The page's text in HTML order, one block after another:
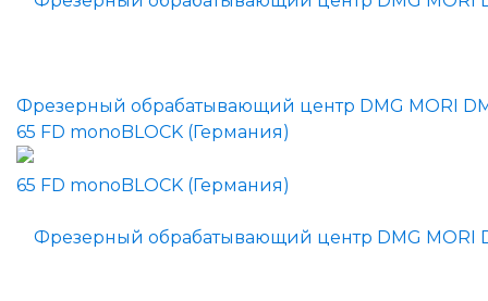
Фрезерный обрабатывающий центр DMG MORI
65 FD monoBLOCK (Германия)